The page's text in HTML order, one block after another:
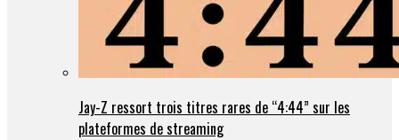
Jay-Z ressort trois titres rares de “4:44” sur les
plateformes de streaming